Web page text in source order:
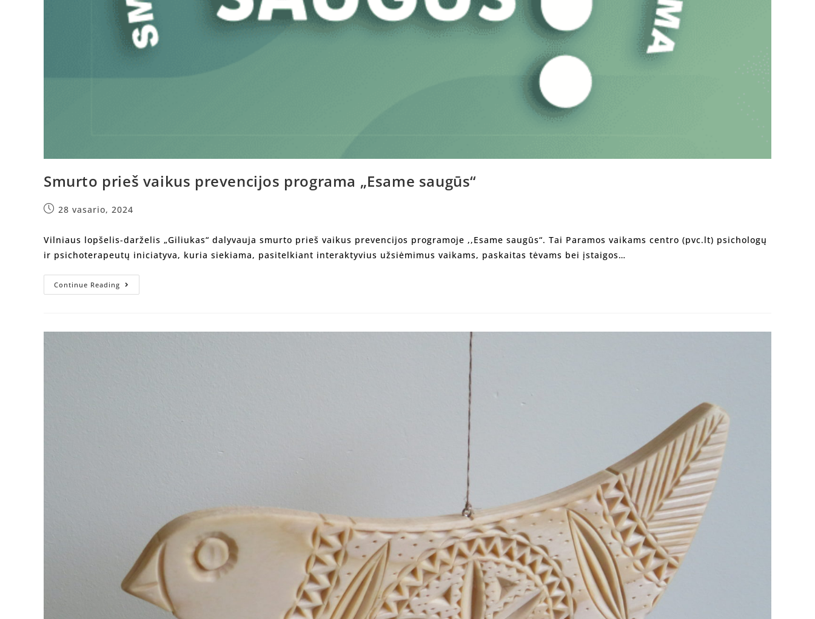
Smurto prieš vaikus prevencijos programa „Esame saugūs“
28 vasario, 2024
Vilniaus lopšelis-darželis „Giliukas“ dalyvauja smurto prieš vaikus prevencijos programoje ,,Esame saugūs“. Tai Paramos vaikams centro (pvc.lt) psichologų
ir psichoterapeutų iniciatyva, kuria siekiama, pasitelkiant interaktyvius užsiėmimus vaikams, paskaitas tėvams bei įstaigos…
Continue Reading